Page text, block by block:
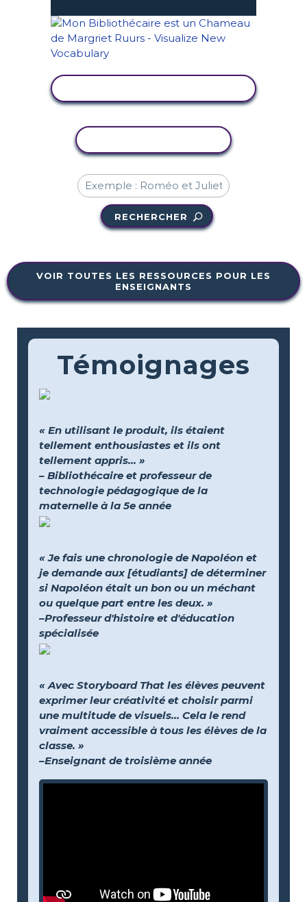
RECHERCHER
VOIR TOUTES LES RESSOURCES POUR LES
ENSEIGNANTS
Témoignages
« En utilisant le produit, ils étaient
tellement enthousiastes et ils ont
tellement appris... »
– Bibliothécaire et professeur de
technologie pédagogique de la
maternelle à la 5e année
« Je fais une chronologie de Napoléon et
je demande aux [étudiants] de déterminer
si Napoléon était un bon ou un méchant
ou quelque part entre les deux. »
–Professeur d'histoire et d'éducation
spécialisée
« Avec Storyboard That les élèves peuvent
exprimer leur créativité et choisir parmi
une multitude de visuels… Cela le rend
vraiment accessible à tous les élèves de la
classe. »
–Enseignant de troisième année